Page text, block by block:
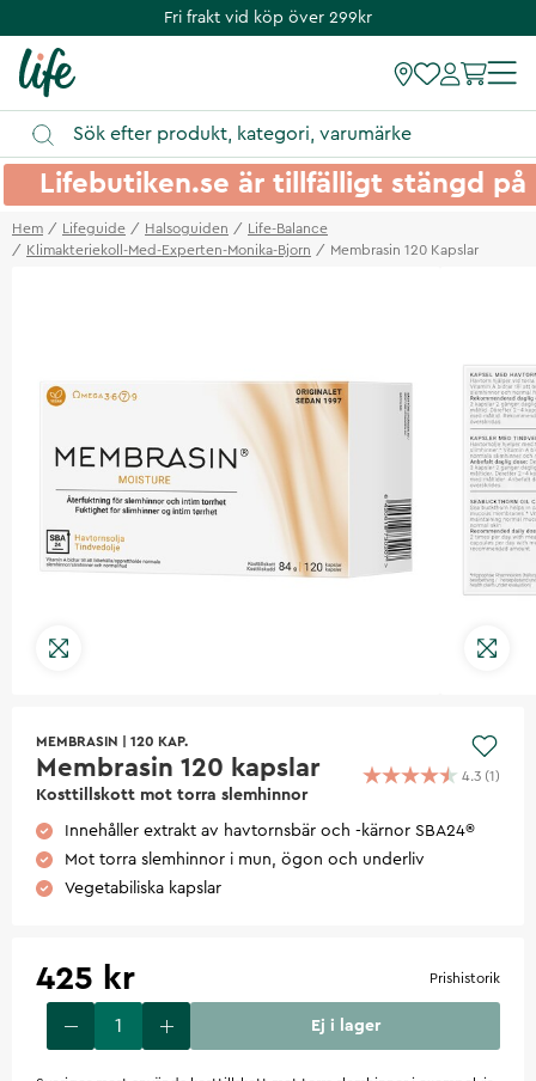
Fri frakt vid köp över 299kr
Lifebutiken.se är tillfälligt stängd
Hem Lifeguide Halsoguiden
Life-Balance
Klimakteriekoll-Med-Experten-Monika-Bjorn
Membrasin 120 Kapslar
MEMBRASIN 120 KAP.
Membrasin 120 kapslar
Kosttillskott mot torra slemhinnor
4.3 (1 )
Innehåller extrakt av havtornsbär och -kärnor SBA24®
Mot torra slemhinnor i mun, ögon och underliv
Vegetabiliska kapslar
425 kr Prishistorik
Ej i lager